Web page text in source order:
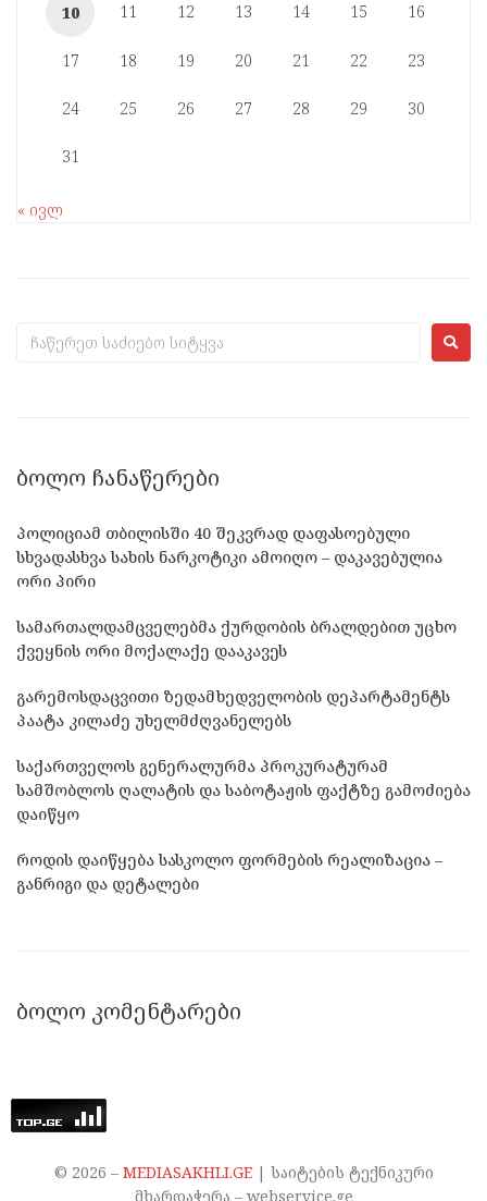
10 11 12 13 14 15 16
17 18 19 20 21 22 23
24 25 26 27 28 29 30
31
« ივლ
ᲑᲝᲚᲝ ᲩᲐᲜᲐᲬᲔᲠᲔᲑᲘ
პოლიციამ თბილისში 40 შეკვრად დაფასოებული
სხვადასხვა სახის ნარკოტიკი ამოიღო – დაკავებულია
ორი პირი
სამართალდამცველებმა ქურდობის ბრალდებით უცხო
ქვეყნის ორი მოქალაქე დააკავეს
გარემოსდაცვითი ზედამხედველობის დეპარტამენტს
პაატა კილაძე უხელმძღვანელებს
საქართველოს გენერალურმა პროკურატურამ
სამშობლოს ღალატის და საბოტაჟის ფაქტზე გამოძიება
დაიწყო
როდის დაიწყება სასკოლო ფორმების რეალიზაცია –
განრიგი და დეტალები
ᲑᲝᲚᲝ ᲙᲝᲛᲔᲜᲢᲐᲠᲔᲑᲘ
© 2026 – MEDIASAKHLI.GE| საიტების ტექნიკური
მხარდაჭერა – webservice.ge